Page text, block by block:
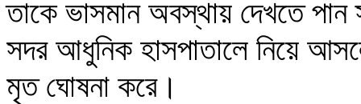
তাকে ভাসমান অবস্থায় দেখতে পান
সদর আধুনিক হাসপাতালে নিয়ে
মৃত ঘোষনা করে।